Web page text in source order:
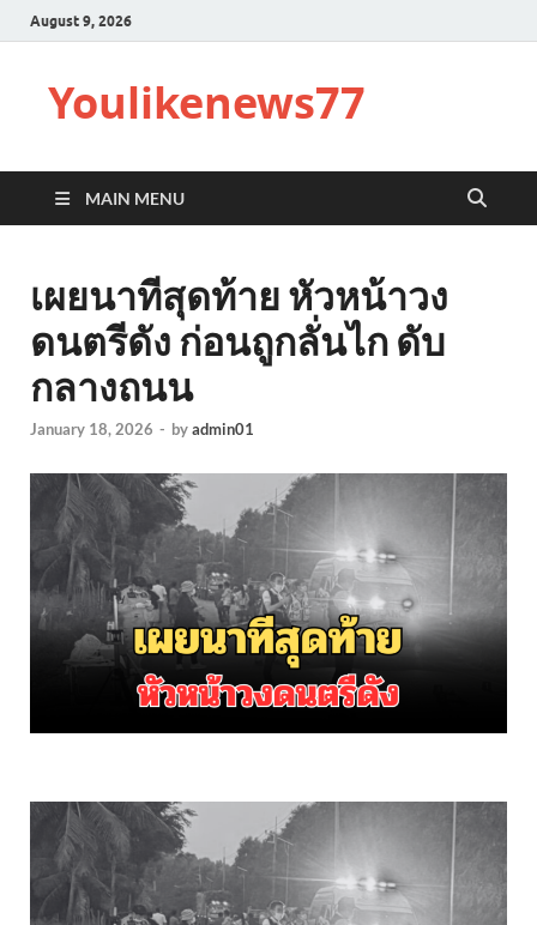
August 9, 2026
Youlikenews77
MAIN MENU
เผยนาทีสุดท้าย หัวหน้าวง
ดนตรีดัง ก่อนถูกลั่นไก ดับ
กลางถนน
January 18, 2026 - byadmin01